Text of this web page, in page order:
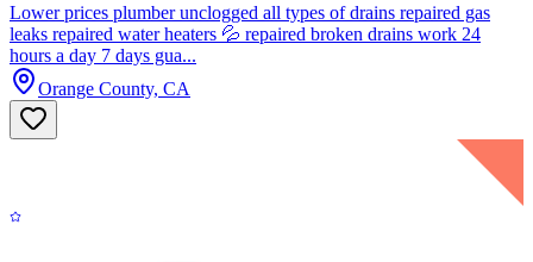
Lower prices plumber unclogged all types of drains repaired gas
leaks repaired water heaters 💦 repaired broken drains work 24
hours a day 7 days gua...
Orange County, CA